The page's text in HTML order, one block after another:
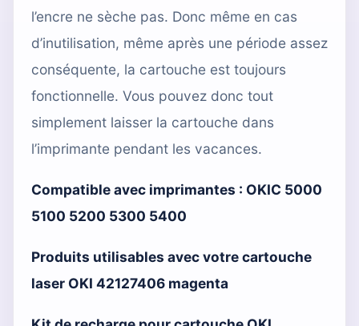
l’encre ne sèche pas. Donc même en cas
d’inutilisation, même après une période assez
conséquente, la cartouche est toujours
fonctionnelle. Vous pouvez donc tout
simplement laisser la cartouche dans
l’imprimante pendant les vacances.
Compatible avec imprimantes : OKIC 5000
5100 5200 5300 5400
Produits utilisables avec votre cartouche
laser OKI 42127406 magenta